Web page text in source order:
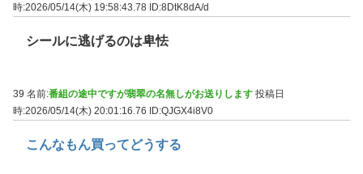
時:2026/05/14(木) 19:58:43.78 ID:8DtK8dA/d
シールに逃げるのは卑怯
39 名前:番組の途中ですが翡翠の名無しがお送りします 投稿日
時:2026/05/14(木) 20:01:16.76
ID:QJGX4i8V0
こんなもん買ってどうする